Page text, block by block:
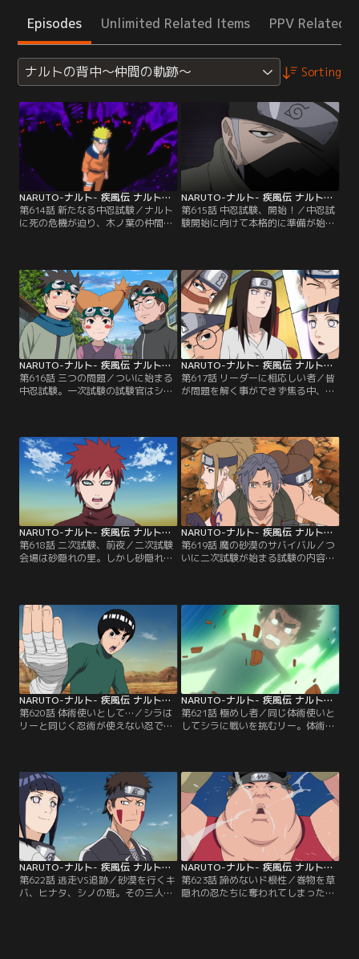
Episodes Unlimited Related Items PPV Related
ナルトの背中～仲間の軌跡～ Sorting
NARUTO-ナルト- 疾風伝 ナルトの背中～仲間の軌跡～ 第614話
第614話 新たなる中忍試験／ナルト
に死の危機が迫り、木ノ葉の仲間た
く--。それはナルトと自来也が修業
の旅に出て長い月日が経った頃。木
ノ葉の里では久々に砂隠れとの合同
で中忍試験が行われようとしてい
た。しかし、人柱力を狙って“暁
（あかつき）”が暗躍し…。【提供：
バンダイチャンネル】
NARUTO-ナルト- 疾風伝 ナルトの背中～仲間の軌跡～ 第615話
第615話 中忍試験、開始！／中忍試
験開始に向けて本格的に準備が始ま
招待状を届ける任務を任される。
霧、雲、岩隠れの里からは参加を拒
否されるが、滝隠れの里や草隠れは
参加を表明し、続々と参加人数が決
まっていく。そんな中、ナルトとサ
スケが不在のため…。【提供：バン
ダイチャンネル】
NARUTO-ナルト- 疾風伝 ナルトの背中～仲間の軌跡～ 第616話
第616話 三つの問題／ついに始まる
中忍試験。一次試験の試験官はシカ
手短かに試験を開始してしまう。制
限時間は30分。出されたのは一筋縄
ではいかない三つの問題。刻一刻と
時間がカウントされる中、ネジは前
回の筆記試験でナルトが白紙で合格
したことを思い出し…。【提供：バ
ンダイチャンネル】
NARUTO-ナルト- 疾風伝 ナルトの背中～仲間の軌跡～ 第617話
第617話 リーダーに相応しい者／皆
が問題を解く事ができず焦る中、
ない他の受験者がネジに戦闘をしか
けるのだが、試験中は戦闘禁止。失
格を恐れる者はしぶしぶネジの指示
通りに試験を解こうと動き出し、30
分が経過して試験は終了する。しか
し、シカマルが続いて…。【提供：
バンダイチャンネル】
NARUTO-ナルト- 疾風伝 ナルトの背中～仲間の軌跡～ 第618話
第618話 二次試験、前夜／二次試験
会場は砂隠れの里。しかし砂隠れで
うとする。我愛羅にとって中忍試験
はナルトと出会うきっかけとなった
全ての始まり。特別な想いがある我
愛羅は必ずやり遂げると宣言する。
そして二次試験が始まる前夜。参加
者が食堂に集うのだが…。【提供：
バンダイチャンネル】
NARUTO-ナルト- 疾風伝 ナルトの背中～仲間の軌跡～ 第619話
第619話 魔の砂漠のサバイバル／つ
いに二次試験が始まる試験の内容
は、広大な魔の砂漠での“天の
にある拠点まで届けられれば合格。
制限時間は72時間。スタートの合図
が鳴り、ネジ、リー、テンテンの三
人は灼熱の砂漠を走り出す。この試
験の前夜に敵の分析を終えているネ
ジは、リーの蹴りを…。【提供：バ
ンダイチャンネル】
NARUTO-ナルト- 疾風伝 ナルトの背中～仲間の軌跡～ 第620話
第620話 体術使いとして…／シラは
リーと同じく忍術が使えない忍であ
れ忍として認めてもらい、体術指南
役にまで抜擢された。そんなシラの
大出世を妬む砂隠れの仲間たちにシ
ラは襲撃されてしまう。自分と似た
境遇であるシラを放っておけないリ
ーは、シラを傷つけ…。【提供：バ
ンダイチャンネル】
NARUTO-ナルト- 疾風伝 ナルトの背中～仲間の軌跡～ 第621話
第621話 極めし者／同じ体術使いと
してシラに戦いを挑むリー。体術を
の多さは互角--と思われたが、体格
の差で押され始めるリーにダメージ
が蓄積されていく。その状況を破る
ためリーは、八門遁甲（はちもんと
んこう）を解放する！が、しかし第
一門すら…。【提供：バンダイチャ
ンネル】
NARUTO-ナルト- 疾風伝 ナルトの背中～仲間の軌跡～ 第622話
第622話 逃走VS追跡／砂漠を行くキ
バ、ヒナタ、シノの班。その三人の
前に草隠れの忍が現れる！キバたち
NARUTO-ナルト- 疾風伝 ナルトの背中～仲間の軌跡～ 第623話
第623話 諦めないド根性／巻物を草
隠れの忍たちに奪われてしまったキ